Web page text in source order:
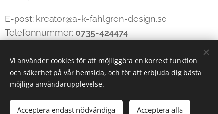
Lägg i kundvagnen
E-post: kreator@a-k-fahlgren-design.se
Telefonnummer: 0735-424474
Cookies
Vi använder cookies för att möjliggöra en korrekt funktion
och säkerhet på vår hemsida, och för att erbjuda dig bästa
möjliga användarupplevelse.
Acceptera endast nödvändiga Acceptera alla